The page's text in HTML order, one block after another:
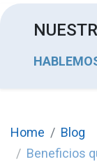
Home
Blog
Beneficios